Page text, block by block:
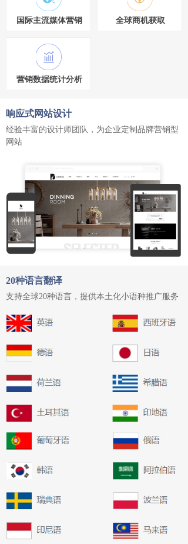
全球商机获取
国际主流媒体营销
营销数据统计分析
响应式网站设计
经验丰富的设计师团队，为企业定制品牌营销型
网站
20种语言翻译
支持全球20种语言，提供本土化小语种推广服务